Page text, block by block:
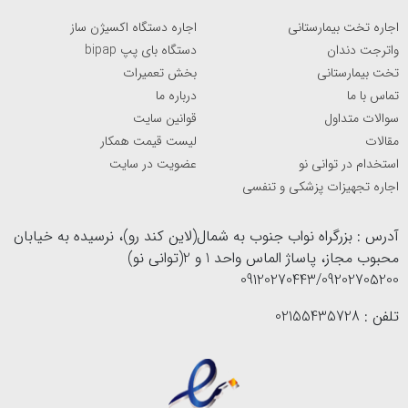
جراحی با قابلیت تنفس مناسب می ‌تواند به جراحان کمک کند
تا در طول عمل جراحی راحتی و سلامت پوست دست را حفظ
کنند.
انواع دستکش جراحی
در این میان، برخی از انواع محبوب و شناخته شده عبارتند از:
دستکش لاتکس
دستکش لاتکس، انعطاف پذیری بالا و قابلیت استرچ بسیار
این دستکش‌ ها از لاتکس طبیعی ساخته می ‌شوند.
اجاره تخت بیمارستانی
اجاره دستگاه اکسیژن ساز
واترجت دندان
دستگاه بای پپ bipap
تخت بیمارستانی
بخش تعمیرات
تماس با ما
درباره ما
سوالات متداول
قوانین سایت
مقالات
لیست قیمت همکار
استخدام در توانی نو
عضویت در سایت
اجاره تجهیزات پزشکی و تنفسی
آدرس : بزرگراه نواب جنوب به شمال(لاین کند رو)، نرسیده به خیابان
محبوب مجاز، پاساژ الماس واحد 1 و 2(توانی نو)
09120270443/09202705200
تلفن : 02155435728